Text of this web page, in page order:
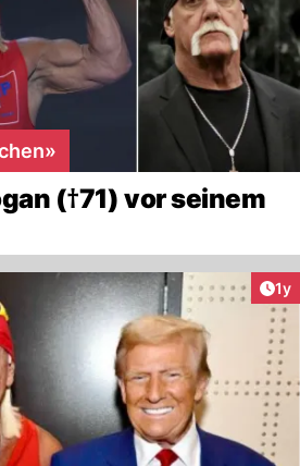
(†71) vor seinem
1y